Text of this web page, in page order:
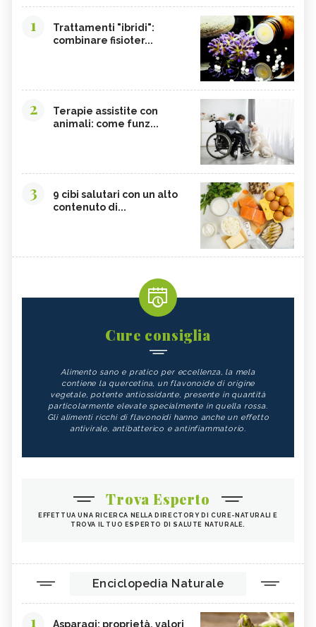
1
Trattamenti "ibridi":
combinare fisioter...
2
Terapie assistite con
animali: come funz...
3
9 cibi salutari con un alto
contenuto di...
Cure consiglia
Alimento sano e pratico per eccellenza, la mela
contiene la quercetina, un flavonoide di origine
vegetale, potente antiossidante, presente in quantità
particolarmente elevate specialmente in quella rossa.
Gli alimenti ricchi di flavonoidi hanno anche un effetto
antivirale, antibatterico e antinfiammatorio.
Trova Esperto
EFFETTUA UNA RICERCA NELLA DIRECTORY DI CURE-NATURALI E
TROVA IL TUO ESPERTO DI SALUTE NATURALE.
Enciclopedia Naturale
1
Asparagi: proprietà, valori